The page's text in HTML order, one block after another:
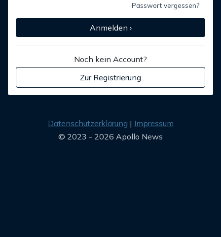
Passwort vergessen?
Anmelden ›
Noch kein Account?
Zur Registrierung
Datenschutzerklärung
Impressum
© 2023 - 2026 Apollo News